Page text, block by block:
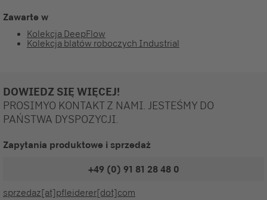
Zawarte w
Kolekcja DeepFlow
Kolekcja blatów roboczych Industrial
DOWIEDZ SIĘ WIĘCEJ!
PROSIMYO KONTAKT Z NAMI. JESTEŚMY DO
PAŃSTWA DYSPOZYCJI.
Zapytania produktowe i sprzedaż
+49 (0) 91 81 28 48 0
sprzedaz[at]pfleiderer[dot]com